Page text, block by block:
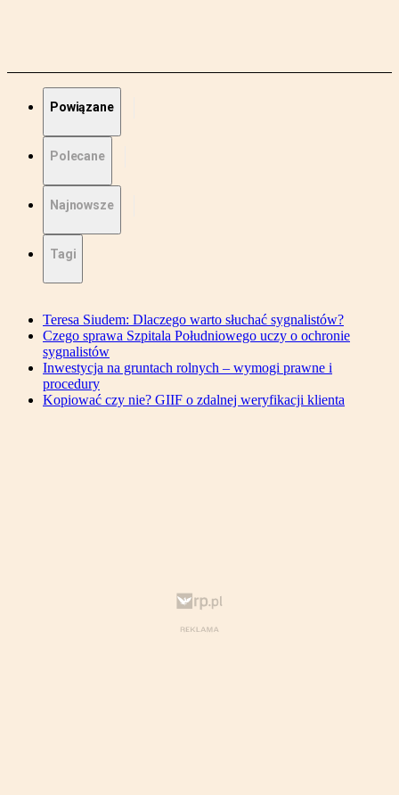
Powiązane
Polecane
Najnowsze
Tagi
Teresa Siudem: Dlaczego warto słuchać sygnalistów?
Czego sprawa Szpitala Południowego uczy o ochronie
sygnalistów
Inwestycja na gruntach rolnych – wymogi prawne i
procedury
Kopiować czy nie? GIIF o zdalnej weryfikacji klienta